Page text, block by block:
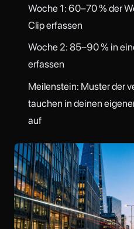
Woche 1: 60–70 % der
Clip erfassen
Woche 2: 85–90 % in
erfassen
Meilenstein: Muster der
tauchen in deinen
auf